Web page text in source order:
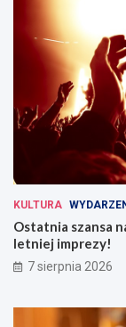
KULTURA
Ostatnia szansa
letniej imprezy!
7 sierpnia 2026